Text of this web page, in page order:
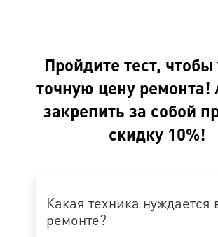
Пройдите тест, чтобы
точную цену ремонта!
закрепить за собой
скидку 10%!
Какая техника нуждается
ремонте?